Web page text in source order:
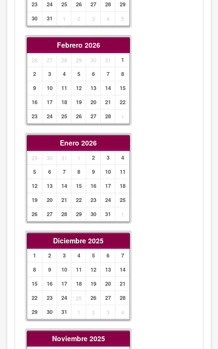
23
24 25 26 27 28
29
30
31 1 2 3 4 5
Febrero 2026
26 27 28 29 30 31
1
2
3 4 5 6 7
8
9
10 11 12 13 14
15
16
17 18 19 20 21
22
23
24 25 26 27 28 1
Enero 2026
29 30 31 1 2 3
4
5
6 7 8 9 10
11
12
13 14 15 16 17
18
19
20 21 22 23 24
25
26
27 28 29 30 31 1
Diciembre 2025
1 2 3 4 5 6
7
8
9 10 11 12 13
14
15
16 17 18 19 20
21
22
23 24 25 26 27
28
29
30 31 1 2 3 4
Noviembre 2025